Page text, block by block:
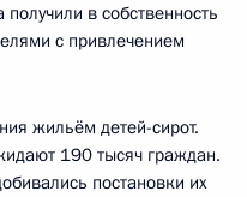
в собственность
с привлечением
жильём детей-сирот.
190 тысяч граждан.
постановки их